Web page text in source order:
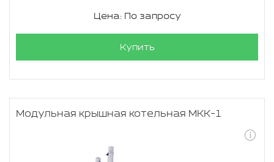
Цена: По запросу
Купить
Модульная крышная котельная МКК-1